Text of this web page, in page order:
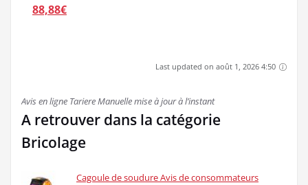
88,88€
Last updated on août 1, 2026 4:50
Avis en ligne Tariere Manuelle mise à jour à l’instant
A retrouver dans la catégorie
Bricolage
Cagoule de soudure Avis de consommateurs